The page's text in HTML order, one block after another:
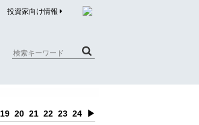
投資家向け情報
19 20 21 22 23 24 ▶